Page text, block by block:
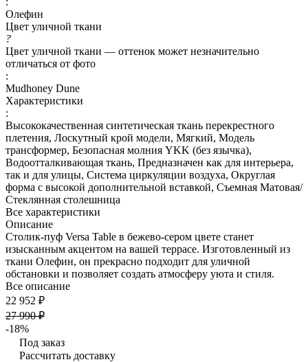
Олефин
Цвет уличной ткани
?
Цвет уличной ткани — оттенок может незначительно
отличаться от фото
:
Mudhoney Dune
Характеристики
:
Высококачественная синтетическая ткань перекрестного
плетения, Лоскутный крой модели, Мягкий, Модель
трансформер, Безопасная молния YKK (без язычка),
Водоотталкивающая ткань, Предназначен как для интерьера,
так и для улицы, Система циркуляции воздуха, Округлая
форма с высокой дополнительной вставкой, Съемная Матовая/
Стеклянная столешница
Все характеристики
Описание
Столик-пуф Versa Table в бежево-сером цвете станет
изысканным акцентом на вашей террасе. Изготовленный из
ткани Олефин, он прекрасно подходит для уличной
обстановки и позволяет создать атмосферу уюта и стиля.
Все описание
22 952 ₽
27 990 ₽
-18%
Под заказ
Рассчитать доставку